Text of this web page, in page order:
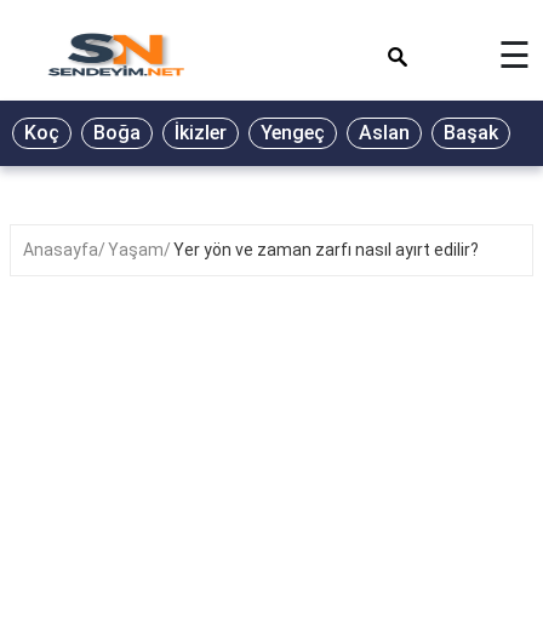
BİYOGRAFİ
GALERİ
☰
Koç Boğa İkizler Yengeç Aslan Başak
Anasayfa Yaşam Yer yön ve zaman zarfı nasıl ayırt edilir?